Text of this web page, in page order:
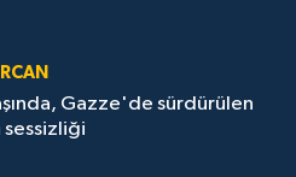
Gazze'de sürdürülen